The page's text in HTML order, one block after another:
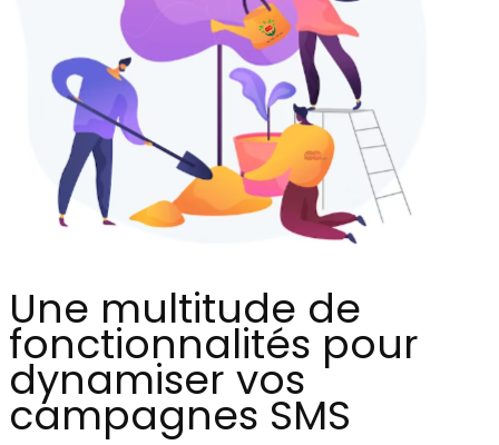
Une multitude de
fonctionnalités pour
dynamiser vos
campagnes SMS